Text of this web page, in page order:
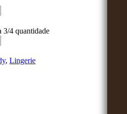
4 quantidade
, Lingerie